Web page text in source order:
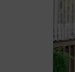
o
d
s